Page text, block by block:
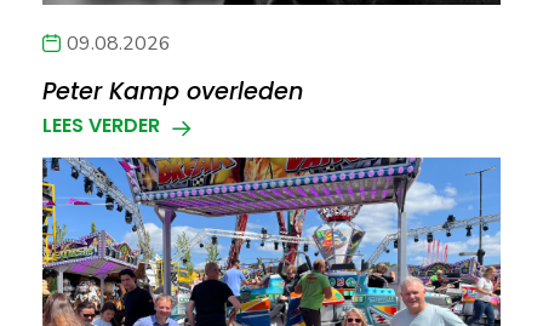
09.08.2026
Peter Kamp overleden
LEES VERDER